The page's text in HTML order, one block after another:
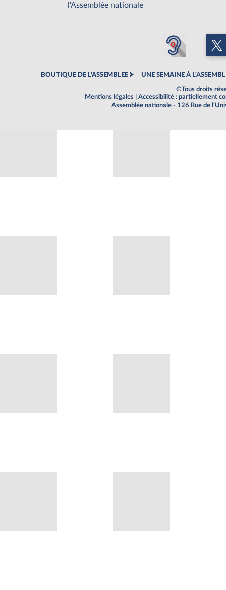
l'Assemblée nationale
BOUTIQUE DE L'ASSEMBLEE UNE SEMAINE À
©Tous droits
Mentions légales
Accessibilité : partiellement
Assemblée nationale - 126 Rue de